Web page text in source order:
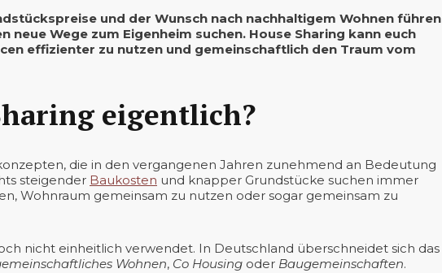
und der Wunsch nach nachhaltigem Wohnen führen
neue Wege zum Eigenheim suchen. House Sharing kann euch
effizienter zu nutzen und gemeinschaftlich den Traum vom
eigentlich?
die in den vergangenen Jahren zunehmend an Bedeutung
steigender Baukosten und knapper Grundstücke suchen immer
Wohnraum gemeinsam zu nutzen oder sogar gemeinsam zu
nicht einheitlich verwendet. In Deutschland überschneidet sich das
Wohnen, Co Housing oder Baugemeinschaften.